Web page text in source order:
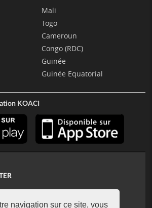
navigation sur ce site, vous
Mali
Togo
Cameroun
Congo (RDC)
Guinée
Guinée Equatorial
KOACI